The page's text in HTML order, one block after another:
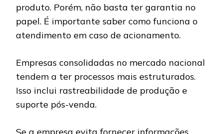
produto. Porém, não basta ter garantia no
papel. É importante saber como funciona o
atendimento em caso de acionamento.
Empresas consolidadas no mercado nacional
tendem a ter processos mais estruturados.
Isso inclui rastreabilidade de produção e
suporte pós-venda.
Se a empresa evita fornecer informações